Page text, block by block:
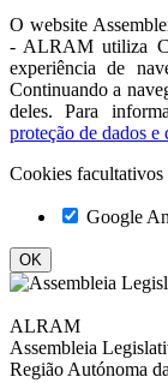
O website
- ALRAM utiliza
experiência de
Continuando a
deles. Para
proteção de dados e
Cookies facultativos
Google
ALRAM
Assembleia
Região Autónoma